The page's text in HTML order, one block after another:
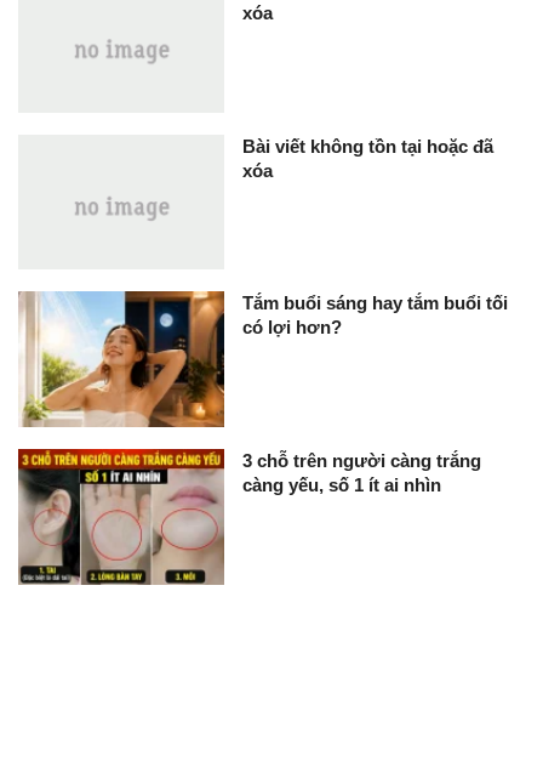
xóa
Bài viết không tồn tại hoặc đã
xóa
Tắm buổi sáng hay tắm buổi tối
có lợi hơn?
3 chỗ trên người càng trắng
càng yếu, số 1 ít ai nhìn